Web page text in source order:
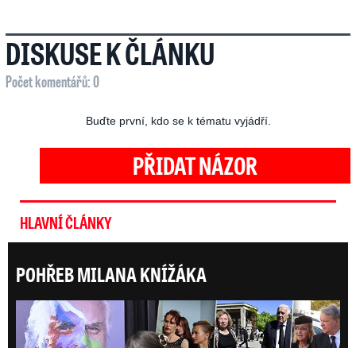
DISKUSE K ČLÁNKU
Počet komentářů: 0
Buďte první, kdo se k tématu vyjádří.
PŘIDAT NÁZOR
HLAVNÍ ČLÁNKY
POHŘEB MILANA KNÍŽÁKA